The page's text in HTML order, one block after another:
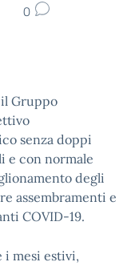
0
Gruppo
senza doppi
e con normale
degli
assembramenti e
COVID-19.
i mesi estivi,